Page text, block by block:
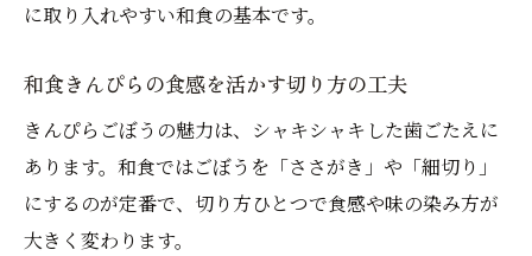
に取り入れやすい和食の基本です。
和食きんぴらの食感を活かす切り方の工夫
きんぴらごぼうの魅力は、シャキシャキした歯ごたえに
あります。和食ではごぼうを「ささがき」や「細切り」
にするのが定番で、切り方ひとつで食感や味の染み方が
大きく変わります。